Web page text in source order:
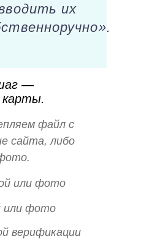
их
—
карты.
файл с
сайта, либо
или фото
верификации